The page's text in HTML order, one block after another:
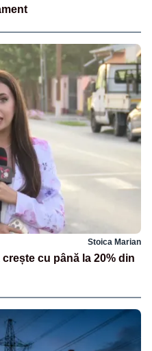
Stoica Marian
cu până la 20% din